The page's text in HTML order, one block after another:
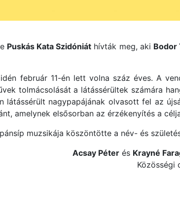
Puskás Kata Szidóniát hívták meg, aki Bodor
február 11-én lett volna száz éves. A
tolmácsolását a látássérültek számára
nagypapájának olvasott fel az
amelynek elsősorban az érzékenyítés a
pánsíp muzsikája köszöntötte a név- és
Acsay Péter és Krayné
Közösségi